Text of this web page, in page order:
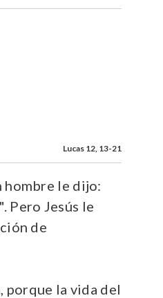
Lucas 12, 13-21
hombre le dijo:
Pero Jesús le
de
porque la vida del